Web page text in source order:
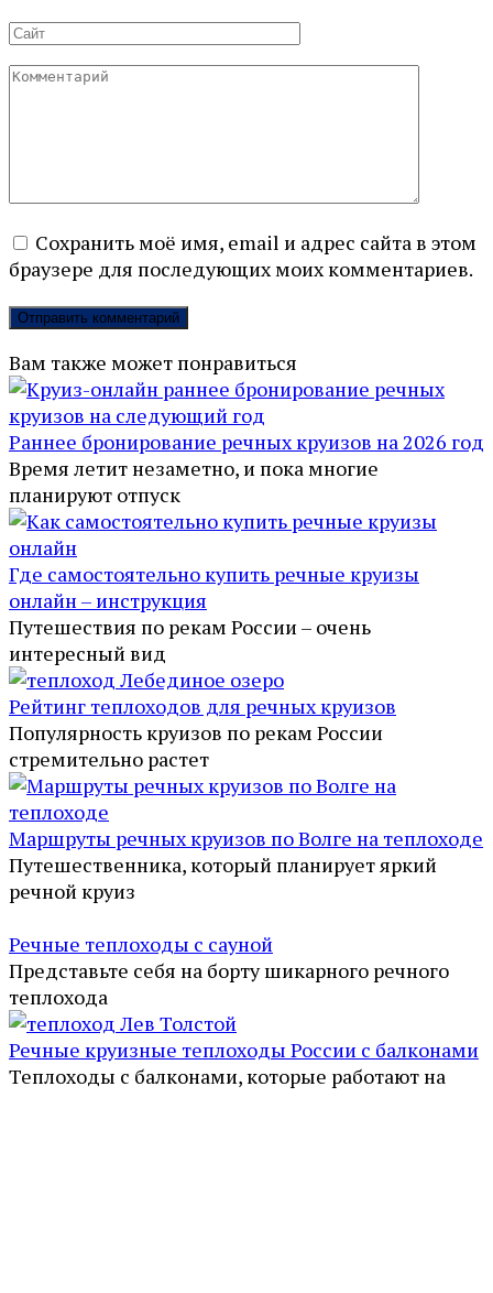
Сайт
Комментарий
Сохранить моё имя, email и адрес сайта в этом
браузере для последующих моих комментариев.
Вам также может понравиться
Раннее бронирование речных круизов на 2026 год
Время летит незаметно, и пока многие
планируют отпуск
Где самостоятельно купить речные круизы
онлайн – инструкция
Путешествия по рекам России – очень
интересный вид
Рейтинг теплоходов для речных круизов
Популярность круизов по рекам России
стремительно растет
Маршруты речных круизов по Волге на теплоходе
Путешественника, который планирует яркий
речной круиз
Речные теплоходы с сауной
Представьте себя на борту шикарного речного
теплохода
Речные круизные теплоходы России с балконами
Теплоходы с балконами, которые работают на